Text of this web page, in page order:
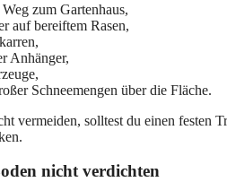
zum Gartenhaus,
auf bereiftem Rasen,
Anhänger,
Schneemengen über die Fläche.
vermeiden, solltest du einen festen
nicht verdichten